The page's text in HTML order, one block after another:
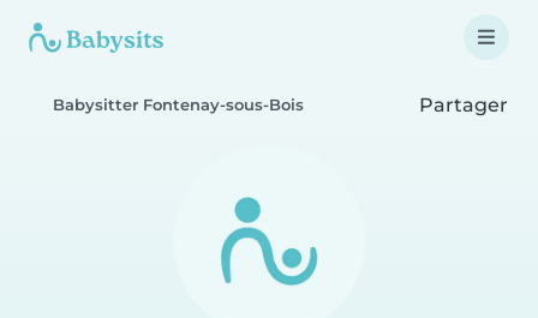
Babysitter Fontenay-sous-Bois Partager